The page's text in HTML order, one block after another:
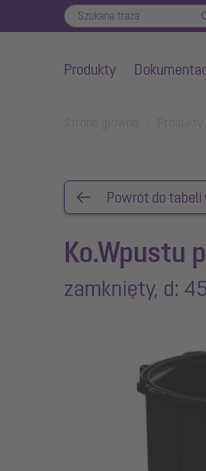
Produkty
Powrót do
Ko.Wpustu
zamknięty, d: